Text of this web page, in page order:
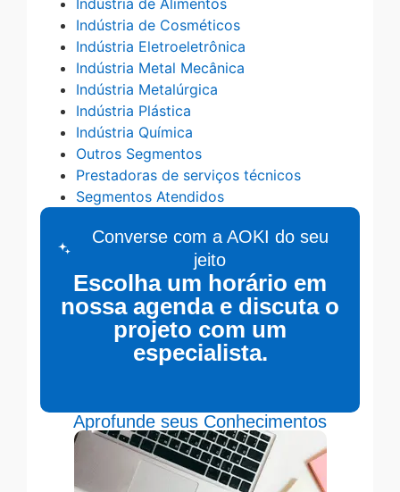
Indústria de Alimentos
Indústria de Cosméticos
Indústria Eletroeletrônica
Indústria Metal Mecânica
Indústria Metalúrgica
Indústria Plástica
Indústria Química
Outros Segmentos
Prestadoras de serviços técnicos
Segmentos Atendidos
Converse com a AOKI do seu
jeito
Escolha um horário em
nossa agenda e discuta o
projeto com um
especialista.
Aprofunde seus Conhecimentos